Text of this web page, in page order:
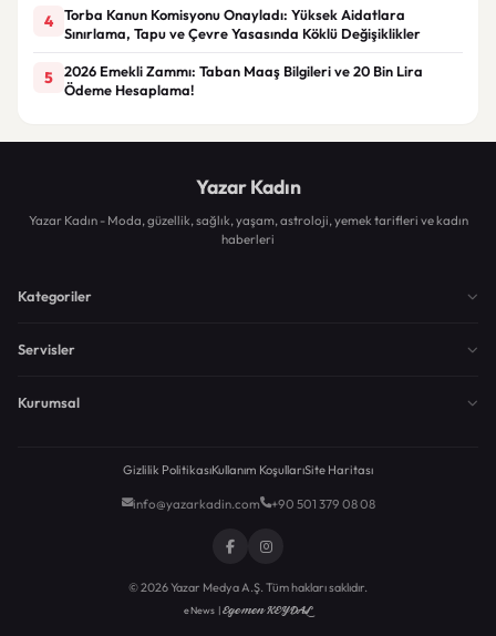
4
Torba Kanun Komisyonu Onayladı: Yüksek Aidatlara
Sınırlama, Tapu ve Çevre Yasasında Köklü Değişiklikler
5
2026 Emekli Zammı: Taban Maaş Bilgileri ve 20 Bin Lira
Ödeme Hesaplama!
Yazar Kadın
Yazar Kadın - Moda, güzellik, sağlık, yaşam, astroloji, yemek tarifleri ve kadın
haberleri
Kategoriler
Servisler
Kurumsal
Gizlilik PolitikasıKullanım KoşullarıSite Haritası
info@yazarkadin.com +90 501 379 08 08
© 2026 Yazar Medya A.Ş. Tüm hakları saklıdır.
eNews |Egemen KEYDAL